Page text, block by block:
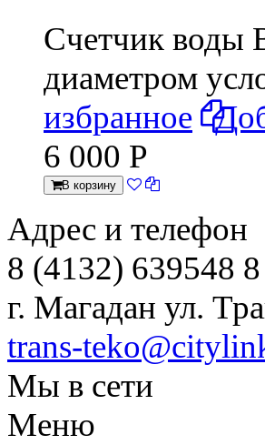
Счетчик воды
диаметром
избранное
6 000 Р
В корзину
Адрес и телефон
8 (4132) 639548
г. Магадан ул.
trans-
Мы в сети
Меню